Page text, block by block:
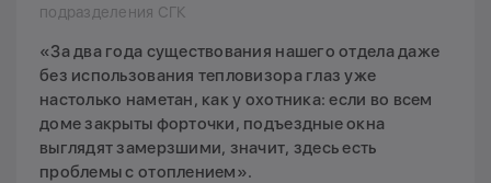
подразделения СГК
«За два года существования нашего отдела даже
без использования тепловизора глаз уже
настолько наметан, как у охотника: если во всем
доме закрыты форточки, подъездные окна
выглядят замерзшими, значит, здесь есть
проблемы с отоплением».